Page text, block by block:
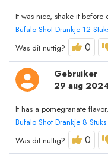
It was nice, shake it before
Bufalo Shot Drankje 12
Was dit nuttig?
0
Gebruiker
29 aug
It has a pomegranate
Bufalo Shot Drankje 8 Stuks
Was dit nuttig?
0